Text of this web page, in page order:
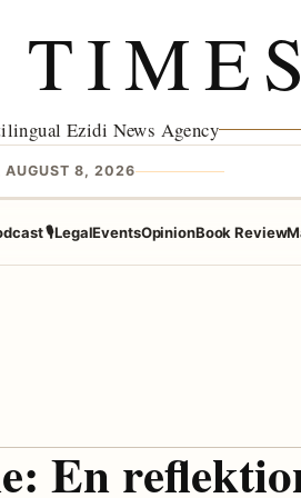
Ezidi News Agency
AUGUST 8, 2026
🎙️LegalEventsOpinionBook Review
En